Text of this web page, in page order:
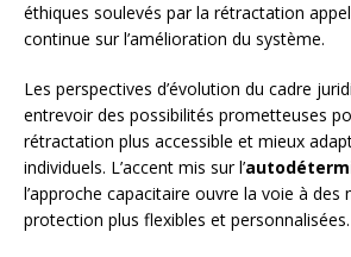
éthiques soulevés par la rétractation
continue sur l’amélioration du système.
Les perspectives d’évolution du cadre
entrevoir des possibilités prometteuses
rétractation plus accessible et mieux
individuels. L’accent mis sur l’
l’approche capacitaire ouvre la voie à des
protection plus flexibles et personnalisées.